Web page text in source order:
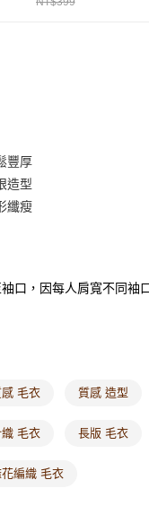
含以上)免運費
含以上)免運費
含以上)免運費
含以上)免運費
含以上)免運費
泰國專屬
區
豐厚
造型
纖瘦
口，因每人肩寬不同袖
毛衣 質感 造型
毛衣 長版 毛衣
花編織 毛衣